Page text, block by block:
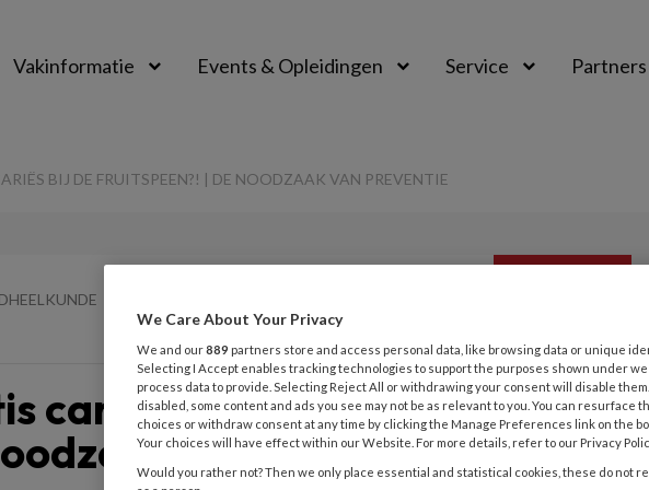
Vakinformatie Events & Opleidingen Service Partners
BIJ DE FRUITSPEEN?! | DE NOODZAAK VAN PREVENTIE
Opslaan
cariës bij de fruitspeen?! |
van preventie
We Care About Your Privacy
We and our889 partners store and access personal data, like browsing data or unique
Selecting I Accept enables tracking technologies to support the purposes shown under
process data to provide. Selecting Reject All or withdrawing your consent will disable
disabled, some content and ads you see may not be as relevant to you. You can resurface
choices or withdraw consent at any time by clicking the Manage Preferences link on the
Your choices will have effect within our Website. For more details, refer to our Privacy
Would you rather not? Then we only place essential and statistical cookies, these do not